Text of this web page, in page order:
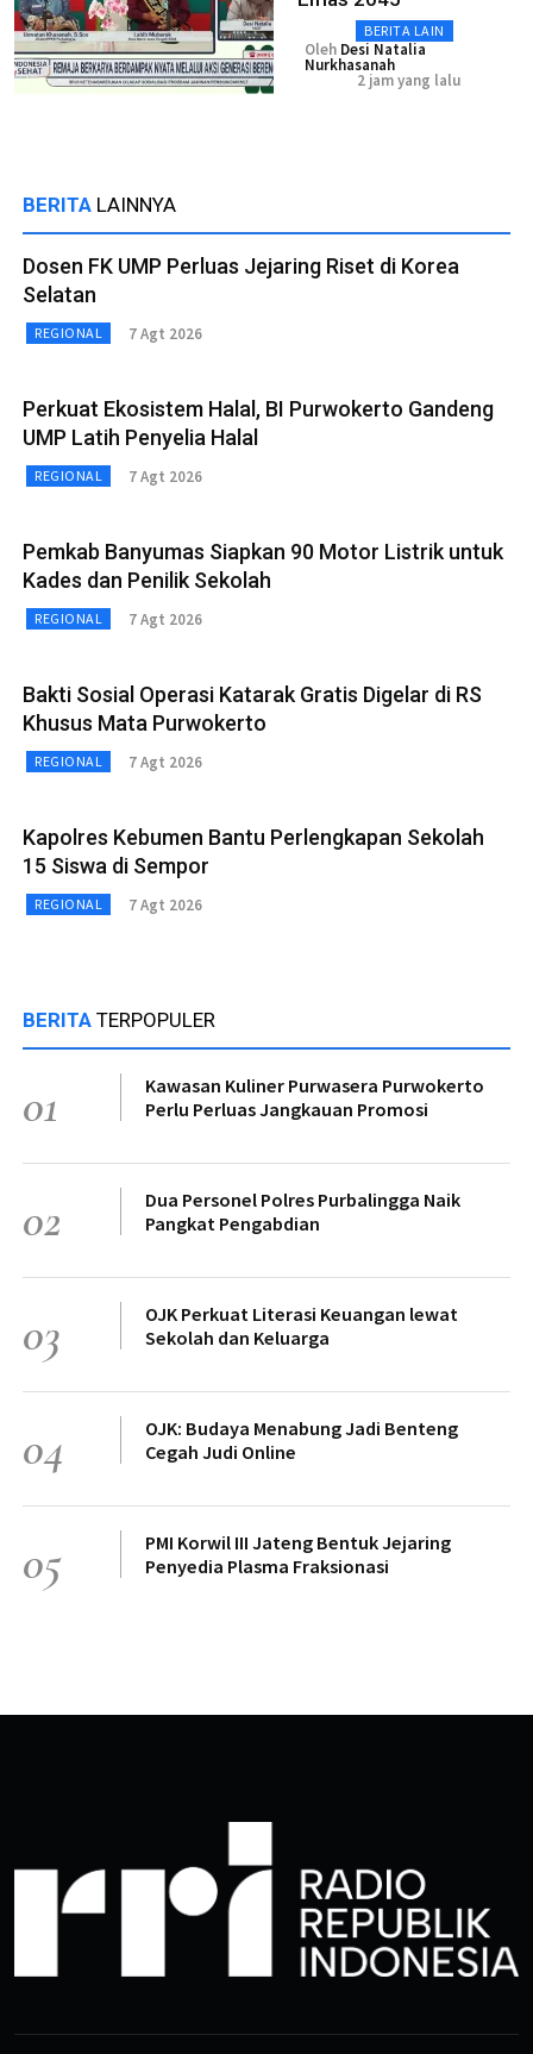
BERITA LAIN
Oleh Desi Natalia
Nurkhasanah
2 jam yang lalu
BERITA LAINNYA
Dosen FK UMP Perluas Jejaring Riset di Korea
Selatan
REGIONAL 7 Agt 2026
Perkuat Ekosistem Halal, BI Purwokerto Gandeng
UMP Latih Penyelia Halal
REGIONAL 7 Agt 2026
Pemkab Banyumas Siapkan 90 Motor Listrik untuk
Kades dan Penilik Sekolah
REGIONAL 7 Agt 2026
Bakti Sosial Operasi Katarak Gratis Digelar di RS
Khusus Mata Purwokerto
REGIONAL 7 Agt 2026
Kapolres Kebumen Bantu Perlengkapan Sekolah
15 Siswa di Sempor
REGIONAL 7 Agt 2026
BERITA TERPOPULER
01
Kawasan Kuliner Purwasera Purwokerto
Perlu Perluas Jangkauan Promosi
02
Dua Personel Polres Purbalingga Naik
Pangkat Pengabdian
03
OJK Perkuat Literasi Keuangan lewat
Sekolah dan Keluarga
04
OJK: Budaya Menabung Jadi Benteng
Cegah Judi Online
05
PMI Korwil III Jateng Bentuk Jejaring
Penyedia Plasma Fraksionasi